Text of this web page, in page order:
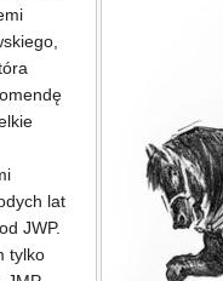
lat
JWP.
tylko